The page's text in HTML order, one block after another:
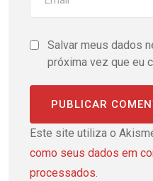
Salvar meus dados
próxima vez que eu
Este site utiliza o
como seus dados em
processados.